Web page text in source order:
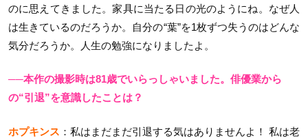
のに思えてきました。家具に当たる日の光のようにね。なぜ人
は生きているのだろうか。自分の“葉”を1枚ずつ失うのはどんな
気分だろうか。人生の勉強になりましたよ。
──本作の撮影時は81歳でいらっしゃいました。俳優業から
の“引退”を意識したことは？
ホプキンス ：私はまだまだ引退する気はありませんよ！ 私は老